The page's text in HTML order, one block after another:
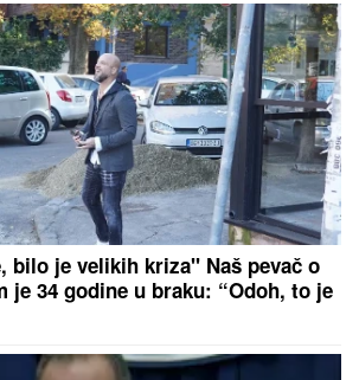
bilo je velikih kriza" Naš pevač o
je 34 godine u braku: “Odoh, to je